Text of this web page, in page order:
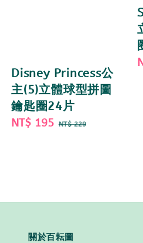
Disney Princess公
主(5)立體球型拼圖
鑰匙圈24片
Sale
NT$ 195 Regular
NT$ 229
關於百耘圖